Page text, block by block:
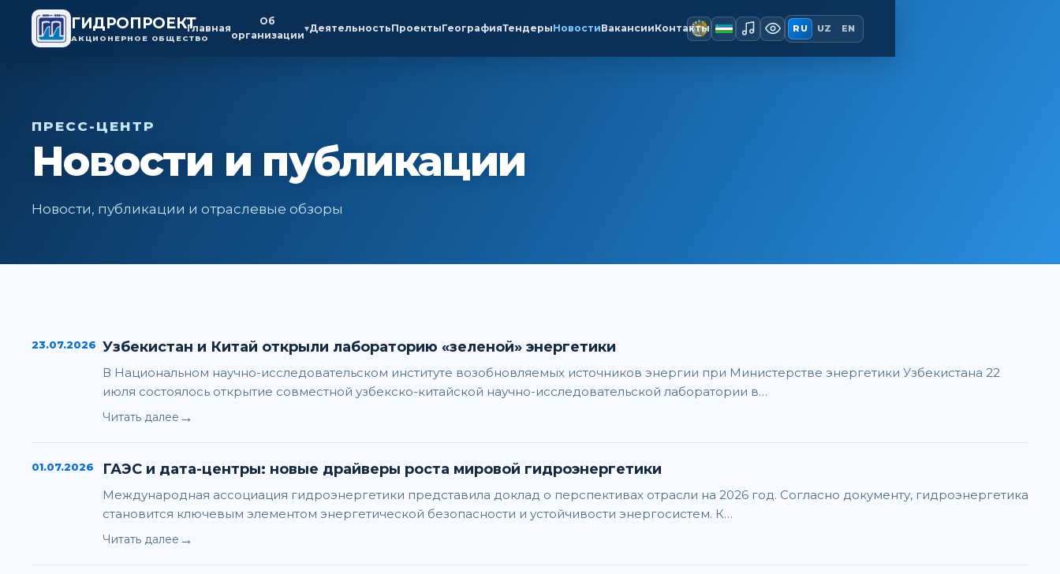
ГИДРОПРОЕКТ
АКЦИОНЕРНОЕ ОБЩЕСТВО
Главная
Об
организации
▾ДеятельностьПроектыГеографияТендерыНовостиВакансииКонтакты RU UZ EN
ПРЕСС-ЦЕНТР
Новости и публикации
Новости, публикации и отраслевые обзоры
23.07.2026 Узбекистан и Китай открыли лабораторию «зеленой» энергетики
В Национальном научно-исследовательском институте возобновляемых источников энергии при Министерстве энергетики Узбекистана 22
июля состоялось открытие совместной узбекско-китайской научно-исследовательской лаборатории в…
Читать далее →
01.07.2026 ГАЭС и дата-центры: новые драйверы роста мировой гидроэнергетики
Международная ассоциация гидроэнергетики представила доклад о перспективах отрасли на 2026 год. Согласно документу, гидроэнергетика
становится ключевым элементом энергетической безопасности и устойчивости энергосистем. К…
Читать далее →